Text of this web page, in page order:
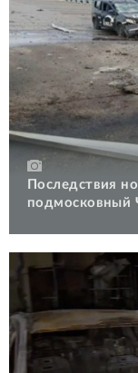
Последствия
подмосковный